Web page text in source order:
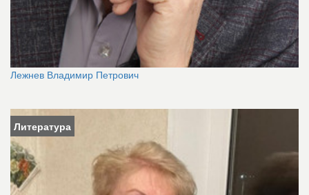
Лежнев Владимир Петрович
Литература